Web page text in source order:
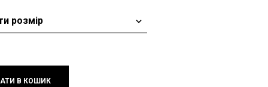
грн..
В КОШИК